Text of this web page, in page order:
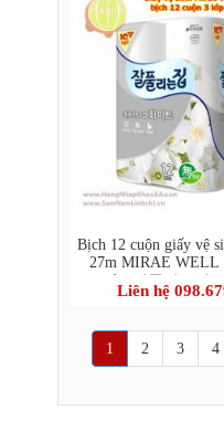
Bịch 12 cuộn giấy vệ
27m MIRAE WELL
Quốc (잘풀리는집
27m*12롤)
Liên hệ
1 2 3 4